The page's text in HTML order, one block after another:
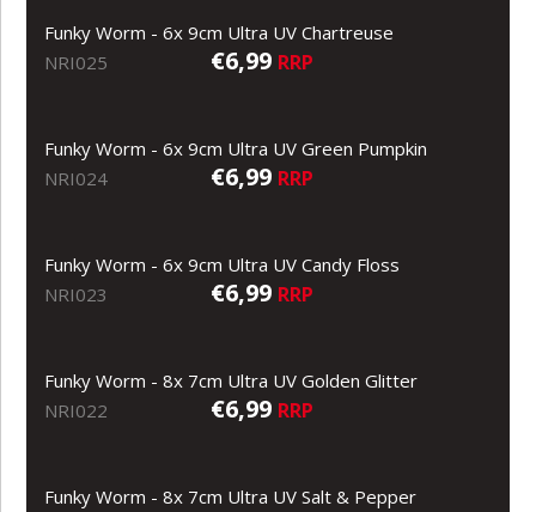
Funky Worm - 6x 9cm Ultra UV Chartreuse
NRI025
€6,99 RRP
Funky Worm - 6x 9cm Ultra UV Green Pumpkin
NRI024
€6,99 RRP
Funky Worm - 6x 9cm Ultra UV Candy Floss
NRI023
€6,99 RRP
Funky Worm - 8x 7cm Ultra UV Golden Glitter
NRI022
€6,99 RRP
Funky Worm - 8x 7cm Ultra UV Salt & Pepper